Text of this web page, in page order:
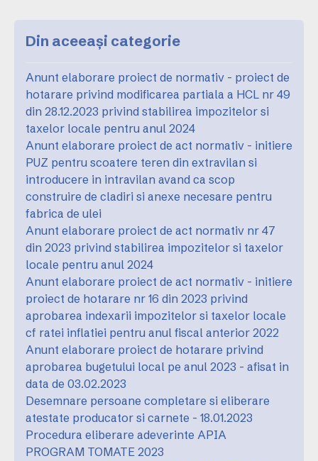
Din aceeași categorie
Anunt elaborare proiect de normativ - proiect de
hotarare privind modificarea partiala a HCL nr 49
din 28.12.2023 privind stabilirea impozitelor si
taxelor locale pentru anul 2024
Anunt elaborare proiect de act normativ - initiere
PUZ pentru scoatere teren din extravilan si
introducere in intravilan avand ca scop
construire de cladiri si anexe necesare pentru
fabrica de ulei
Anunt elaborare proiect de act normativ nr 47
din 2023 privind stabilirea impozitelor si taxelor
locale pentru anul 2024
Anunt elaborare proiect de act normativ - initiere
proiect de hotarare nr 16 din 2023 privind
aprobarea indexarii impozitelor si taxelor locale
cf ratei inflatiei pentru anul fiscal anterior 2022
Anunt elaborare proiect de hotarare privind
aprobarea bugetului local pe anul 2023 - afisat in
data de 03.02.2023
Desemnare persoane completare si eliberare
atestate producator si carnete - 18.01.2023
Procedura eliberare adeverinte APIA
PROGRAM TOMATE 2023